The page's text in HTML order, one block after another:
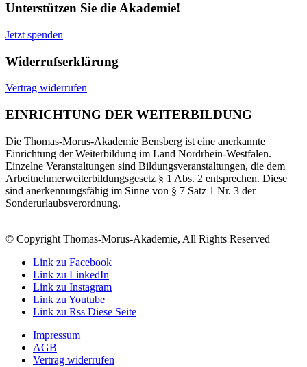
Unterstützen Sie die Akademie!
Jetzt spenden
Widerrufserklärung
Vertrag widerrufen
EINRICHTUNG DER WEITERBILDUNG
Die Thomas-Morus-Akademie Bensberg ist eine anerkannte
Einrichtung der Weiterbildung im Land Nordrhein-Westfalen.
Einzelne Veranstaltungen sind Bildungsveranstaltungen, die dem
Arbeitnehmerweiterbildungsgesetz § 1 Abs. 2 entsprechen. Diese
sind anerkennungsfähig im Sinne von § 7 Satz 1 Nr. 3 der
Sonderurlaubsverordnung.
© Copyright Thomas-Morus-Akademie, All Rights Reserved
Link zu Facebook
Link zu LinkedIn
Link zu Instagram
Link zu Youtube
Link zu Rss Diese Seite
Impressum
AGB
Vertrag widerrufen